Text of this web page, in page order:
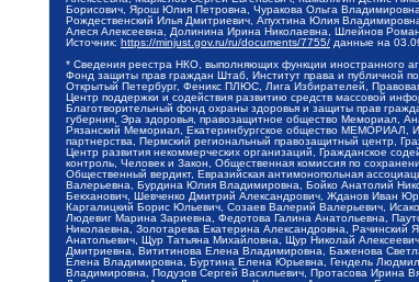
Борисович, Ярош Юлия Петровна, Чуракова Ольга
Рождественский Илья Дмитриевич, Апухтина Юлия
Алеся Алексеевна, Долинина Ирина Николаевна, Шлейнов
Источник: https://minjust.gov.ru/ru/documents/7755/ данные на
* Сведения реестра НКО, выполняющих функции иностранного
Фонд защиты прав граждан Штаб, Институт права и публичной
Открытый Петербург, Феникс ПЛЮС, Лига Избирателей,
Центр поддержки и содействия развитию средств массовой
Благотворительный фонд охраны здоровья и защиты прав
губерния, Эра здоровья, правозащитное общество Мемориал,
Рязанский Мемориал, Екатеринбургское общество МЕМОРИАЛ,
партнерства, Пермский региональный правозащитный центр,
Центр развития некоммерческих организаций, Гражданское
контроль, Человек и Закон, Общественная комиссия по
Общественный вердикт, Евразийская антимонопольная
Валерьевна, Бурдина Юлия Владимировна, Бойко Анатолий
Бекханович, Шевченко Дмитрий Александрович, Жданов Иван
Каргалицкий Борис Юльевич, Созаев Валерий Валерьевич,
Людевиг Марина Зариевна, Федотова Галина Анатольевна,
Николаевна, Золотарева Екатерина Александровна,
Анатольевич, Щур Татьяна Михайловна, Щур Николай
Дмитриевна, Вититинова Елена Владимировна, Баженова
Елена Владимировна, Буртина Елена Юрьевна, Гендель
Владимировна, Подузов Сергей Васильевич, Протасова Ирина